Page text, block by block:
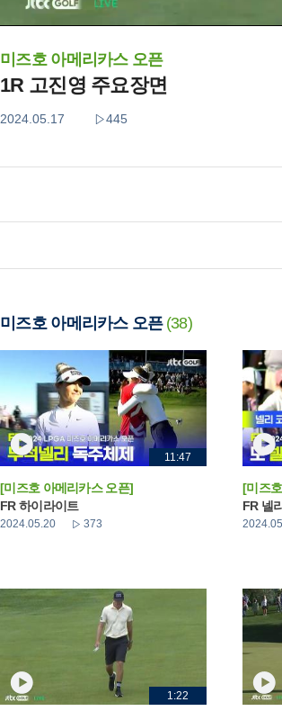
미즈호 아메리카스 오픈
1R 고진영 주요장면
2024.05.17 445
미즈호 아메리카스 오픈 (38)
11:47
[미즈호 아메리카스 오픈]
FR 하이라이트
2024.05.20 373
[미즈
FR 넬
1:22